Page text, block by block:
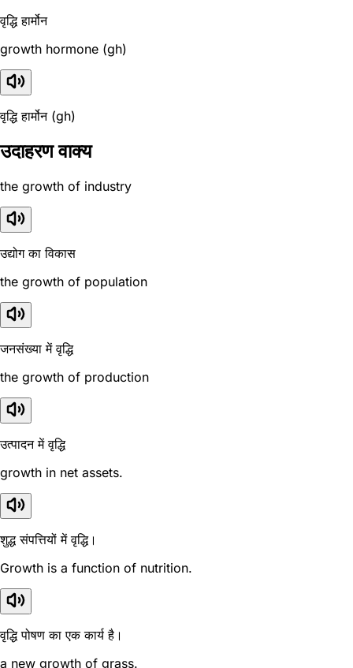
वृद्धि हार्मोन
growth hormone (gh)
वृद्धि हार्मोन (gh)
उदाहरण वाक्य
the growth of industry
उद्योग का विकास
the growth of population
जनसंख्या में वृद्धि
the growth of production
उत्पादन में वृद्धि
growth in net assets.
शुद्ध संपत्तियों में वृद्धि।
Growth is a function of nutrition.
वृद्धि पोषण का एक कार्य है।
a new growth of grass.